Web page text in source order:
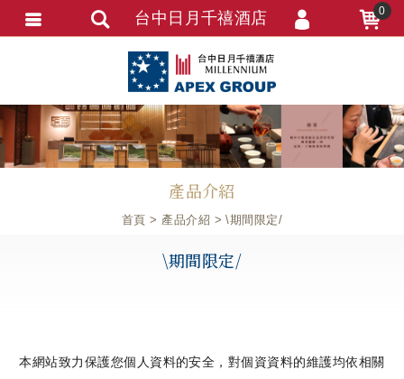
產品介紹
首頁 產品介紹 \期間限定/
\期間限定/
本網站致力保護您個人資料的安全，對個資資料的維護均依相關
台中日月千禧酒店 0
會員登入
會員註冊
忘記密碼
追蹤清單